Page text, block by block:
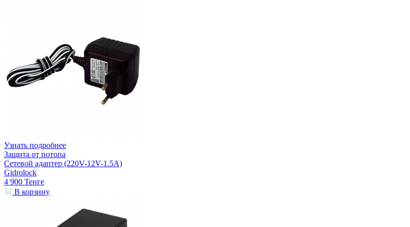
Узнать подробнее
Защита от потопа
Сетевой адаптер (220V-12V-1.5A)
Gidrolock
4 900 Тенге
В корзину